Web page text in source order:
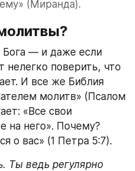
(Миранда).
— и даже если
поверить, что
И все же Библия
молитв» (Псалом
«Все свои
на него». Почему?
о вас» (1 Петра 5:7).
Ты ведь регулярно